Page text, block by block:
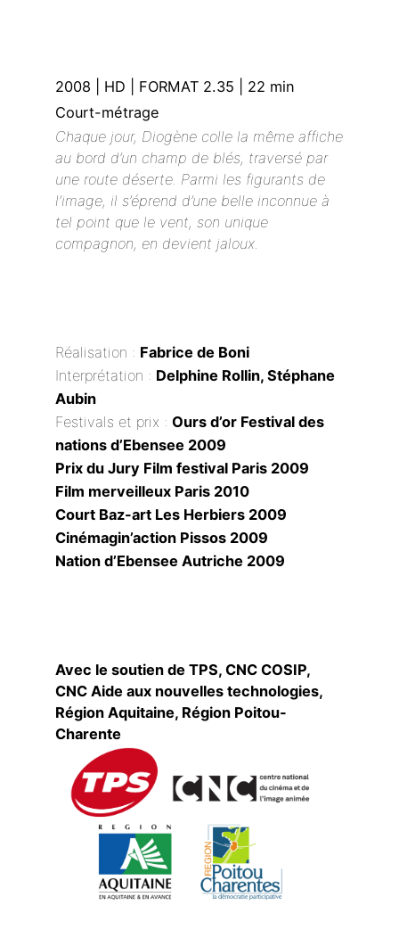
2008 | HD | FORMAT 2.35 | 22 min
Court-métrage
Chaque jour, Diogène colle la même affiche
au bord d’un champ de blés, traversé par
une route déserte. Parmi les figurants de
l’image, il s’éprend d’une belle inconnue à
tel point que le vent, son unique
compagnon, en devient jaloux.
Réalisation : Fabrice de Boni
Interprétation : Delphine Rollin, Stéphane
Aubin
Festivals et prix :Ours d’or Festival des
nations d’Ebensee 2009
Prix du Jury Film festival Paris 2009
Film merveilleux Paris 2010
Court Baz-art Les Herbiers 2009
Cinémagin’action Pissos 2009
Nation d’Ebensee Autriche 2009
Avec le soutien de TPS, CNC COSIP,
CNC Aide aux nouvelles technologies,
Région Aquitaine, Région Poitou-
Charente